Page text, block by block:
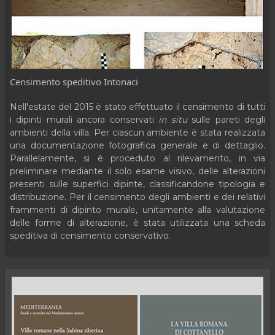
Censimento speditivo Intonaci
Nell'estate del 2015 è stato effettuato il censimento di tutti
i dipinti murali ancora conservati in situsulle pareti degli
ambienti della villa. Per ciascun ambiente è stata realizzata
una documentazione fotografica generale e di dettaglio.
Parallelamente, si è proceduto al rilevamento, in via
preliminare mediante il solo esame visivo, delle alterazioni
presenti sulle superfici dipinte, classificandone tipologia e
distribuzione. Per il censimento degli ambienti e dei relativi
frammenti di dipinto murale, unitamente alla valutazione
delle forme di alterazione, è stata utilizzata una scheda
speditiva di censimento conservativo.